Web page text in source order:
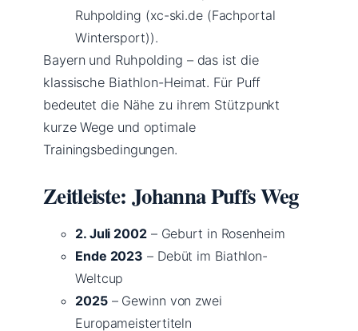
Ruhpolding (xc-ski.de (Fachportal
Wintersport)).
Bayern und Ruhpolding – das ist die
klassische Biathlon-Heimat. Für Puff
bedeutet die Nähe zu ihrem Stützpunkt
kurze Wege und optimale
Trainingsbedingungen.
Zeitleiste: Johanna Puffs Weg
2. Juli 2002– Geburt in Rosenheim
Ende 2023 – Debüt im Biathlon-
Weltcup
2025– Gewinn von zwei
Europameistertiteln